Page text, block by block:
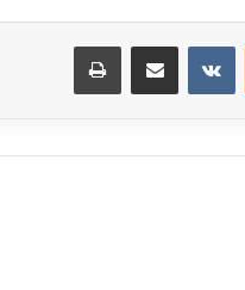
مشاركة عبر البريد